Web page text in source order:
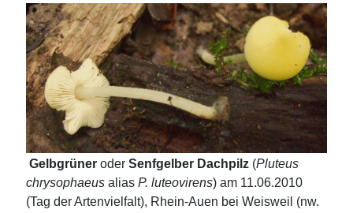
Gelbgrüner oder Senfgelber Dachpilz (Pluteus
chrysophaeus alias P. luteovirens) am 11.06.2010
(Tag der Artenvielfalt), Rhein-Auen bei Weisweil (nw.